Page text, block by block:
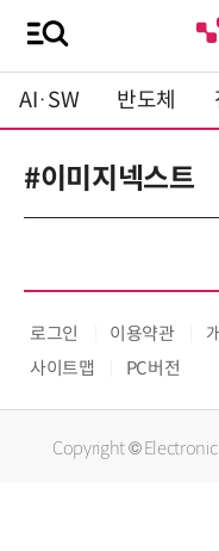
AI·SW 반도체
#이미지넥스트
로그인 이용약관
사이트맵
PC버전
Copyright ©